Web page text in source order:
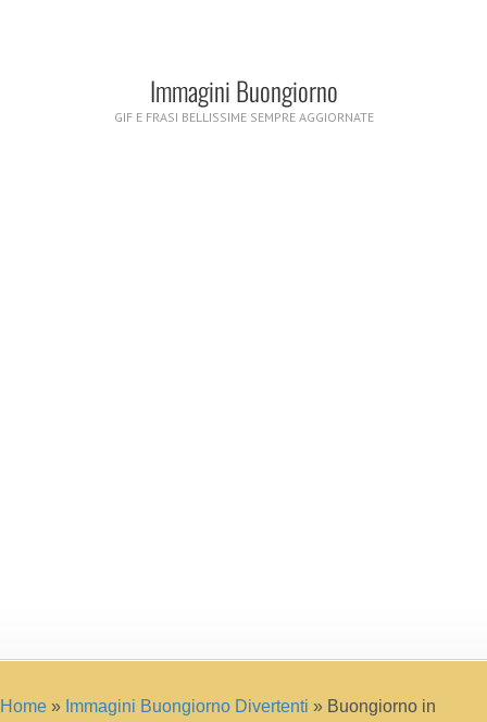
Immagini Buongiorno
GIF E FRASI BELLISSIME SEMPRE AGGIORNATE
Home » Immagini Buongiorno Divertenti » Buongiorno in